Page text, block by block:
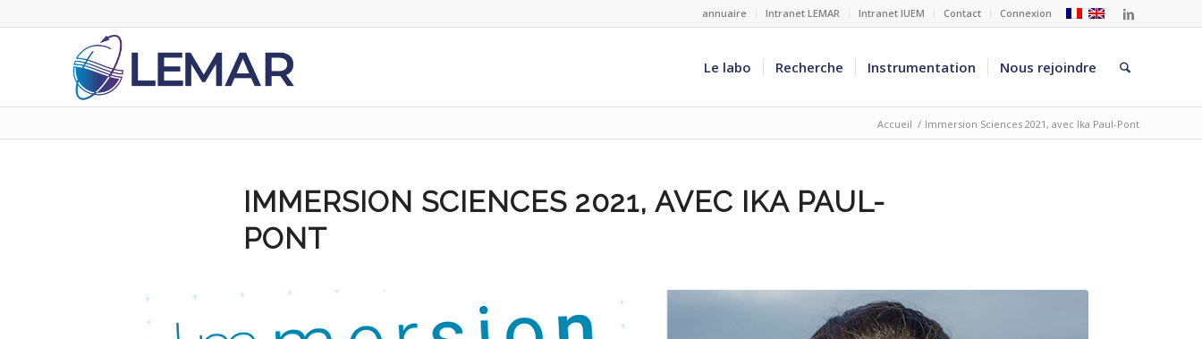
annuaire Intranet LEMAR Intranet IUEM Contact Connexion
Le labo Recherche Instrumentation Nous rejoindre
Accueil / Immersion Sciences 2021, avec Ika Paul-Pont
IMMERSION SCIENCES 2021, AVEC IKA PAUL-
PONT